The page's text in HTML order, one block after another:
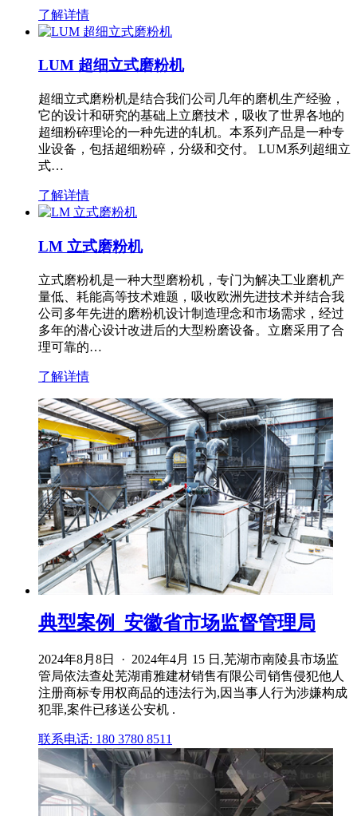
了解详情
LUM 超细立式磨粉机
超细立式磨粉机是结合我们公司几年的磨机生产经验，
它的设计和研究的基础上立磨技术，吸收了世界各地的
超细粉碎理论的一种先进的轧机。本系列产品是一种专
业设备，包括超细粉碎，分级和交付。 LUM系列超细立
式…
了解详情
LM 立式磨粉机
立式磨粉机是一种大型磨粉机，专门为解决工业磨机产
量低、耗能高等技术难题，吸收欧洲先进技术并结合我
公司多年先进的磨粉机设计制造理念和市场需求，经过
多年的潜心设计改进后的大型粉磨设备。立磨采用了合
理可靠的…
了解详情
典型案例_安徽省市场监督管理局
2024年8月8日 · 2024年4月 15 日,芜湖市南陵县市场监
管局依法查处芜湖甫雅建材销售有限公司销售侵犯他人
注册商标专用权商品的违法行为,因当事人行为涉嫌构成
犯罪,案件已移送公安机 .
联系电话: 180 3780 8511